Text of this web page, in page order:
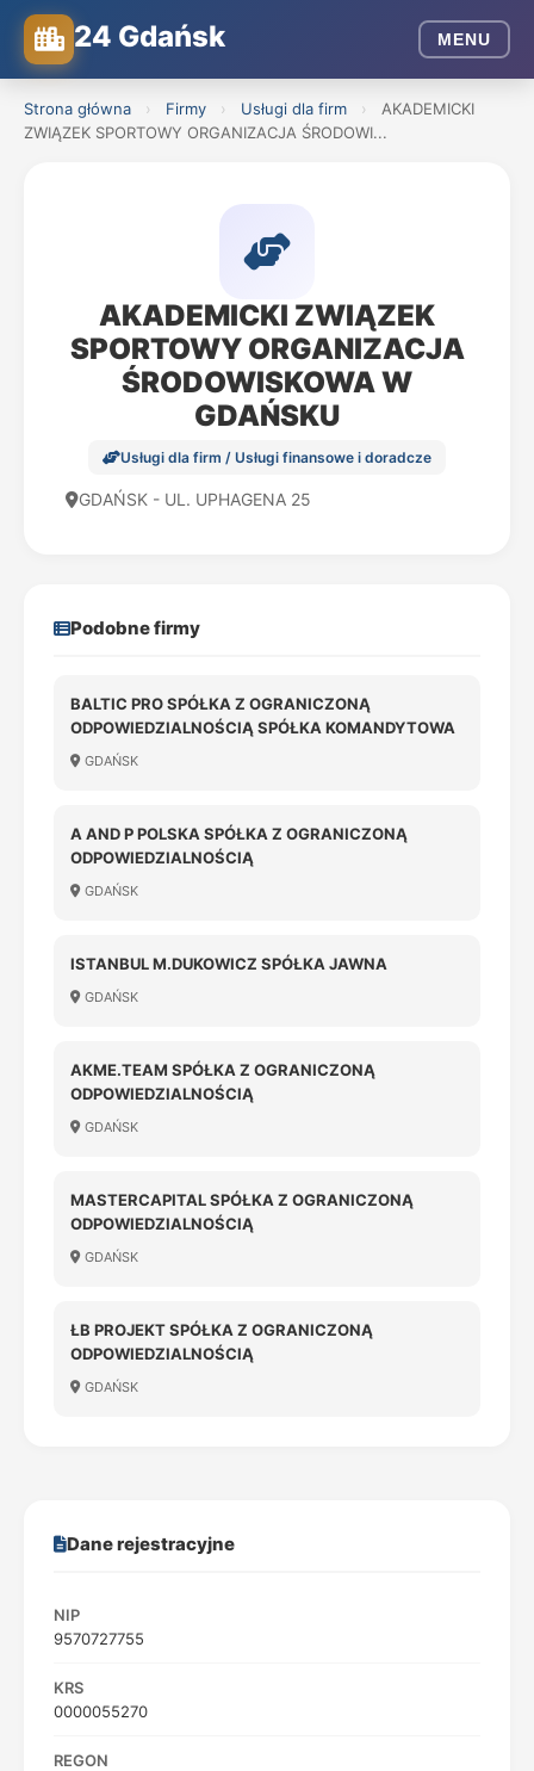
24 Gdańsk MENU
Strona główna › Firmy › Usługi dla firm ›
AKADEMICKI
ZWIĄZEK SPORTOWY ORGANIZACJA ŚRODOWI...
AKADEMICKI ZWIĄZEK
SPORTOWY ORGANIZACJA
ŚRODOWISKOWA W
GDAŃSKU
Usługi dla firm / Usługi finansowe i doradcze
GDAŃSK - UL. UPHAGENA 25
Podobne firmy
BALTIC PRO SPÓŁKA Z OGRANICZONĄ
ODPOWIEDZIALNOŚCIĄ SPÓŁKA KOMANDYTOWA
GDAŃSK
A AND P POLSKA SPÓŁKA Z OGRANICZONĄ
ODPOWIEDZIALNOŚCIĄ
GDAŃSK
ISTANBUL M.DUKOWICZ SPÓŁKA JAWNA
GDAŃSK
AKME.TEAM SPÓŁKA Z OGRANICZONĄ
ODPOWIEDZIALNOŚCIĄ
GDAŃSK
MASTERCAPITAL SPÓŁKA Z OGRANICZONĄ
ODPOWIEDZIALNOŚCIĄ
GDAŃSK
ŁB PROJEKT SPÓŁKA Z OGRANICZONĄ
ODPOWIEDZIALNOŚCIĄ
GDAŃSK
Dane rejestracyjne
NIP
9570727755
KRS
0000055270
REGON